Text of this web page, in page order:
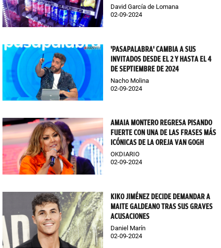
David García de Lomana
02-09-2024
'PASAPALABRA' CAMBIA A SUS
INVITADOS DESDE EL 2 Y HASTA EL 4
DE SEPTIEMBRE DE 2024
Nacho Molina
02-09-2024
AMAIA MONTERO REGRESA PISANDO
FUERTE CON UNA DE LAS FRASES MÁS
ICÓNICAS DE LA OREJA VAN GOGH
OKDIARIO
02-09-2024
KIKO JIMÉNEZ DECIDE DEMANDAR A
MAITE GALDEANO TRAS SUS GRAVES
ACUSACIONES
Daniel Marín
02-09-2024